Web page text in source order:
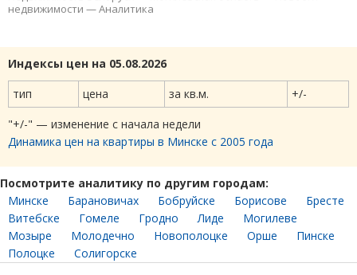
недвижимости —Аналитика
Индексы цен на 05.08.2026
тип
цена за кв.м.
+/-
"+/-" — изменение с начала недели
Динамика цен на квартиры в Минске с 2005 года
Посмотрите аналитику по другим городам:
Минске
Барановичах Бобруйске Борисове
Бресте
Витебске
Гомеле Гродно Лиде
Могилеве
Мозыре
Молодечно Новополоцке Орше
Пинске
Полоцке
Солигорске